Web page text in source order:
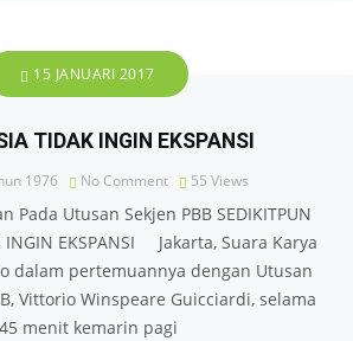
15 JANUARI 2017
TIDAK INGIN EKSPANSI
1976 No Comment 55 Views
Pada Utusan Sekjen PBB SEDIKITPUN
INGIN EKSPANSI Jakarta, Suara Karya
dalam pertemuannya dengan Utusan
Vittorio Winspeare Guicciardi, selama
45 menit kemarin pagi